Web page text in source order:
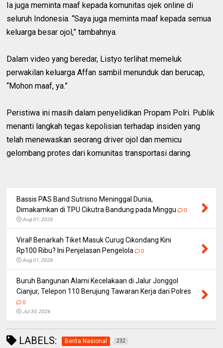
Ia juga meminta maaf kepada komunitas ojek online di
seluruh Indonesia. “Saya juga meminta maaf kepada semua
keluarga besar ojol,” tambahnya.
Dalam video yang beredar, Listyo terlihat memeluk
perwakilan keluarga Affan sambil menunduk dan berucap,
“Mohon maaf, ya.”
Peristiwa ini masih dalam penyelidikan Propam Polri. Publik
menanti langkah tegas kepolisian terhadap insiden yang
telah menewaskan seorang driver ojol dan memicu
gelombang protes dari komunitas transportasi daring.
Bassis PAS Band Sutrisno Meninggal Dunia,
Dimakamkan di TPU Cikutra Bandung pada Minggu
0
Aug 01, 2026
Viral! Benarkah Tiket Masuk Curug Cikondang Kini
Rp100 Ribu? Ini Penjelasan Pengelola
0
Aug 01, 2026
Buruh Bangunan Alami Kecelakaan di Jalur Jonggol
Cianjur, Telepon 110 Berujung Tawaran Kerja dari Polres
0
Jul 30, 2026
LABELS: Berita Nasional 232